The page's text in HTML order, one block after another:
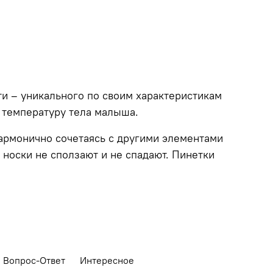
уникального по своим характеристикам
тела малыша.
сочетаясь с другими элементами
не сползают и не спадают. Пинетки
Вопрос-Ответ Интересное